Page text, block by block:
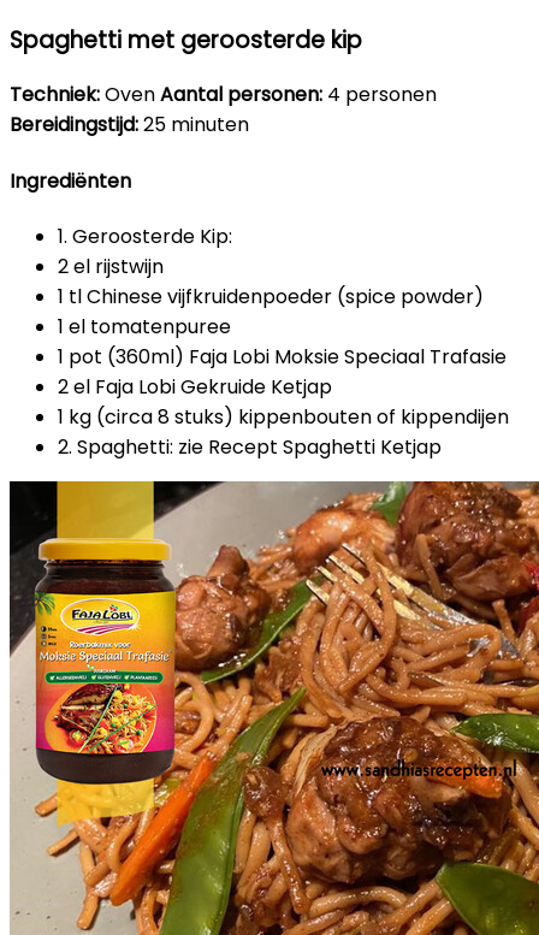
Spaghetti met geroosterde kip
Techniek:OvenAantal personen: 4 personen
Bereidingstijd:25 minuten
Ingrediënten
1. Geroosterde Kip:
2 el rijstwijn
1 tl Chinese vijfkruidenpoeder (spice powder)
1 el tomatenpuree
1 pot (360ml) Faja Lobi Moksie Speciaal Trafasie
2 el Faja Lobi Gekruide Ketjap
1 kg (circa 8 stuks) kippenbouten of kippendijen
2. Spaghetti: zie Recept Spaghetti Ketjap